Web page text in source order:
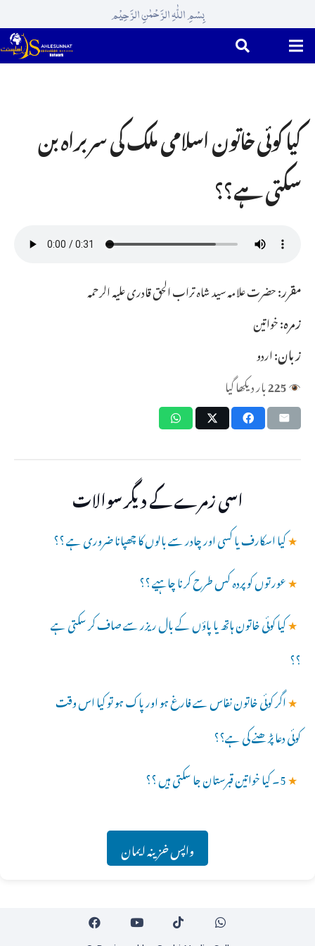
بِسْمِ اللّٰہِ الرَّحْمٰنِ الرَّحِیْم
کیا کوئی خاتون اسلامی ملک کی سربراہ بن
سکتی ہے؟؟
مقرر:حضرت علامہ سید شاہ تراب الحق قادری علیہ الرحمہ
زمرہ:خواتین
زبان:اردو
225بار دیکھا گیا
اسی زمرے کے دیگر سوالات
★کیا اسکارف یا کسی اور چادر سے بالوں کا چھپانا ضروری ہے ؟؟
★عورتوں کو پردہ کس طرح کرنا چاہیے ؟؟
★کیا کوئی خاتون ہاتھ یا پاؤں کے بال ریزر سے صاف کر سکتی ہے
؟؟
★اگر کوئی خاتون نفاس سے فارغ ہو اور پاک ہو تو کیا اس وقت
کوئی دعا پڑھنے کی ہے؟؟
★5۔ کیا خواتین قبرستان جا سکتی ہیں ؟؟
واپس خزینہ ایمان